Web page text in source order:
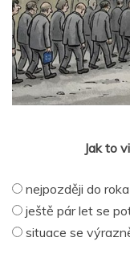
Jak to
nejpozději do
ještě pár let se
situace se